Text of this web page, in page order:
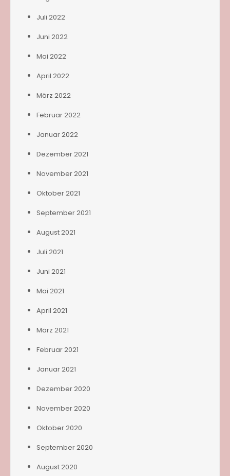
Juli 2022
Juni 2022
Mai 2022
April 2022
März 2022
Februar 2022
Januar 2022
Dezember 2021
November 2021
Oktober 2021
September 2021
August 2021
Juli 2021
Juni 2021
Mai 2021
April 2021
März 2021
Februar 2021
Januar 2021
Dezember 2020
November 2020
Oktober 2020
September 2020
August 2020